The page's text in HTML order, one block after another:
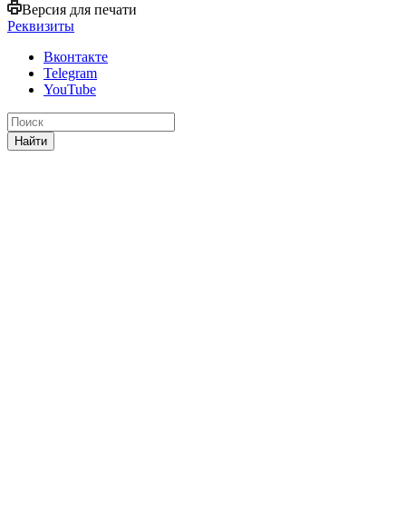
Версия для печати
Реквизиты
Вконтакте
Telegram
YouTube
Найти